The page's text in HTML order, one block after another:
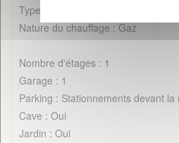
Type de chauffage : Individuel
Nature du chauffage : Gaz
Nombre d'étages : 1
Garage : 1
Parking : Stationnements devant
Cave : Oui
Jardin : Oui